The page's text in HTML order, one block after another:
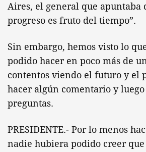
Aires, el general que apuntaba
progreso es fruto del tiempo”.
Sin embargo, hemos visto lo
podido hacer en poco más de
contentos viendo el futuro y el
hacer algún comentario y
preguntas.
PRESIDENTE.- Por lo menos
nadie hubiera podido creer